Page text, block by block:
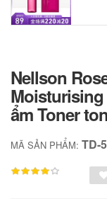
Nellson
ẩm Toner
MÃ SẢN PHẨM: TD-